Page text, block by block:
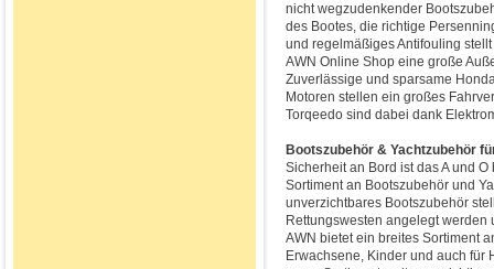
nicht wegzudenkender
des Bootes, die richtige
und regelmäßiges Antifouling
AWN Online Shop eine große
Zuverlässige und sparsame
Motoren stellen ein großes
Torqeedo sind dabei dank
Bootszubehör & Yachtzubehör
Sicherheit an Bord ist das A und
Sortiment an Bootszubehör und
unverzichtbares Bootszubehör
Rettungswesten angelegt
AWN bietet ein breites Sortiment
Erwachsene, Kinder und auch für